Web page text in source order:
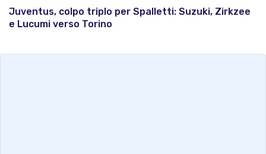
Juventus, colpo triplo per Spalletti: Suzuki, Zirkzee
e Lucumi verso Torino